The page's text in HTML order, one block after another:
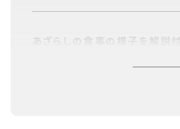
あざらしの食事の様子を解説